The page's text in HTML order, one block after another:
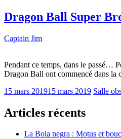
Dragon Ball Super
Captain Jim
Pendant ce temps, dans le passé…
Dragon Ball ont commencé dans
15 mars 201915 mars 2019 Salle
Articles récents
La Bola negra : Motus et